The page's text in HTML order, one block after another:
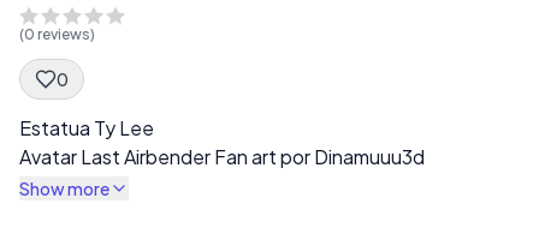
(0 reviews)
0
Spec Description
Estatua Ty Lee
Avatar Last Airbender Fan art por Dinamuuu3d
Show more